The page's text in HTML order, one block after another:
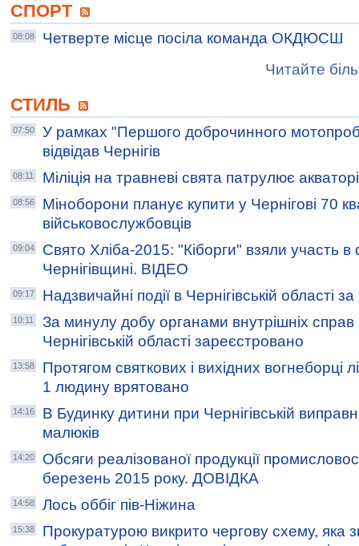
СПОРТ
08:08
Четверте місце посіла команда ОКДЮСШ
Читайте
СТИЛЬ
07:50
У рамках "Першого доброчинного
відвідав Чернігів
08:11 Міліція на травневі свята патрулює
08:56
Міноборони планує купити у Чернігові 70
військовослужбовців
09:04
Свято Хліба-2015: "Кіборги" взяли участь в
Чернігівщині. ВІДЕО
09:17 Надзвичайні події в Чернігівській області
10:11
За минулу добу органами внутрішніх
Чернігівській області зареєстровано
13:58
Протягом святкових і вихідних вогнеборці
1 людину врятовано
14:16
В Будинку дитини при Чернігівській
малюків
14:20
Обсяги реалізованої продукції
березень 2015 року. ДОВІДКА
14:58 Лось оббіг пів-Ніжина
15:38
Прокуратурою викрито чергову схему, яка